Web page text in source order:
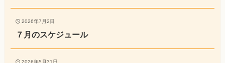
2026年7月2日
７月のスケジュール
2026年5月31日